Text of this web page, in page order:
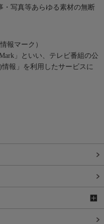
・写真等あらゆる素材の無断
報マーク）
」といい、テレビ番組の公
報」を利用したサービスに